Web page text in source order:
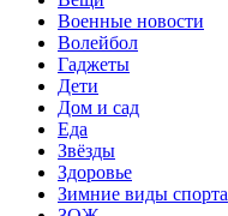
Военные новости
Волейбол
Гаджеты
Дети
Дом и сад
Еда
Звёзды
Здоровье
Зимние виды спорта